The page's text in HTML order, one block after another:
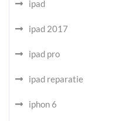
ipad
ipad 2017
ipad pro
ipad reparatie
iphon 6